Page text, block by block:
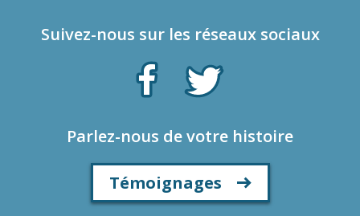
Suivez-nous sur les réseaux sociaux
Parlez-nous de votre histoire
Témoignages